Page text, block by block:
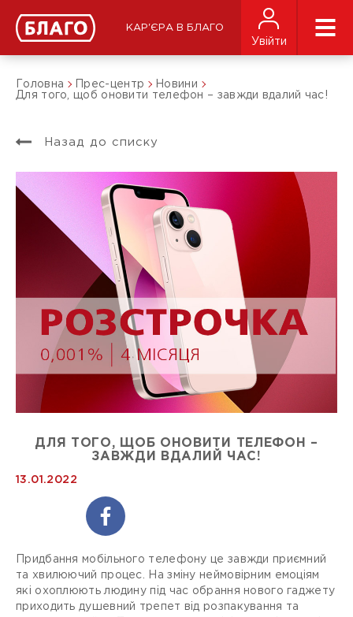
КАР'ЄРА В БЛАГО
Увійти
Головна Прес-центр
Новини
Для того, щоб оновити телефон – завжди вдалий час!
Назад до списку
ДЛЯ ТОГО, ЩОБ ОНОВИТИ ТЕЛЕФОН –
ЗАВЖДИ ВДАЛИЙ ЧАС!
13.01.2022
Придбання мобільного телефону це завжди приємний
та хвилюючий процес. На зміну неймовірним емоціям
які охоплюють людину під час обрання нового гаджету
приходить душевний трепет від розпакування та